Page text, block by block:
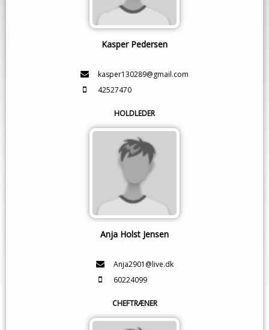
Kasper Pedersen
kasper130289@gmail.com
42527470
HOLDLEDER
Anja Holst Jensen
Anja2901@live.dk
60224099
CHEFTRÆNER